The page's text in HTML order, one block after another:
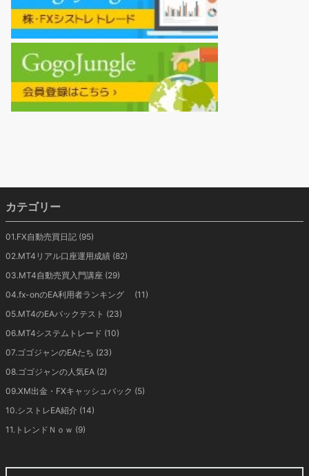
カテゴリー
01.FX自動売買日記 (95)
02.MT4リアル口座運用成績 (82)
03.MT4自動売買入門講座 (29)
04.fx-onのEA利用者ランキング (11)
05.MT4のEAバックテスト (23)
06.MT4システムトレード (10)
07.ゴゴジャンのEAたち (23)
08.ゴゴジャンの人気EA (2)
09.XM出金・FXキャッシュバック (5)
10.シストレEA紹介 (14)
11.トレンドＮｏｗ (9)